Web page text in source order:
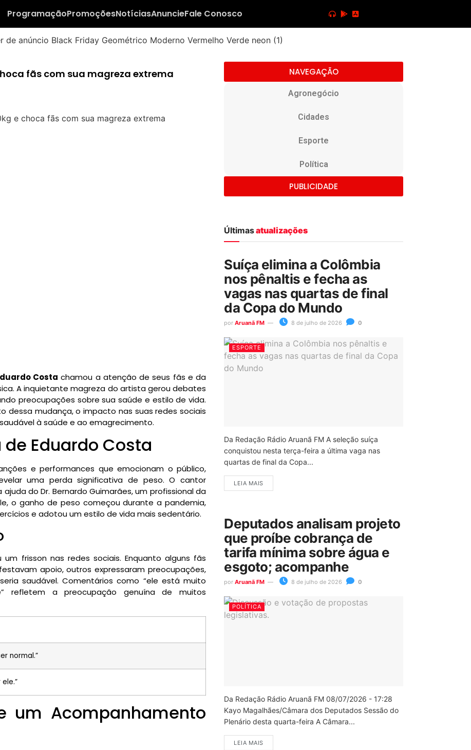
ProgramaçãoPromoçõesNotíciasAnuncieFale Conosco
fãs com sua magreza extrema
Costa chamou a atenção de seus fãs e da
A inquietante magreza do artista gerou debates
preocupações sobre sua saúde e estilo de vida.
dessa mudança, o impacto nas suas redes sociais
à saúde e ao emagrecimento.
Eduardo Costa
e performances que emocionam o público,
uma perda significativa de peso. O cantor
do Dr. Bernardo Guimarães, um profissional da
o ganho de peso começou durante a pandemia,
e adotou um estilo de vida mais sedentário.
frisson nas redes sociais. Enquanto alguns fãs
apoio, outros expressaram preocupações,
saudável. Comentários como “ele está muito
refletem a preocupação genuína de muitos
normal.”
um Acompanhamento
NAVEGAÇÃO
Agronegócio
Cidades
Esporte
Política
PUBLICIDADE
Últimasatualizações
Suíça elimina a Colômbia
nos pênaltis e fecha as
vagas nas quartas de final
da Copa do Mundo
por Aruanã FM 8 de julho de 2026 0
ESPORTE
Da Redação Rádio Aruanã FM A seleção suíça
conquistou nesta terça-feira a última vaga nas
quartas de final da Copa...
LEIA MAIS
Deputados analisam projeto
que proíbe cobrança de
tarifa mínima sobre água e
esgoto; acompanhe
por Aruanã FM 8 de julho de 2026 0
POLÍTICA
Da Redação Rádio Aruanã FM 08/07/2026 - 17:28
Kayo Magalhães/Câmara dos Deputados Sessão do
Plenário desta quarta-feira A Câmara...
LEIA MAIS